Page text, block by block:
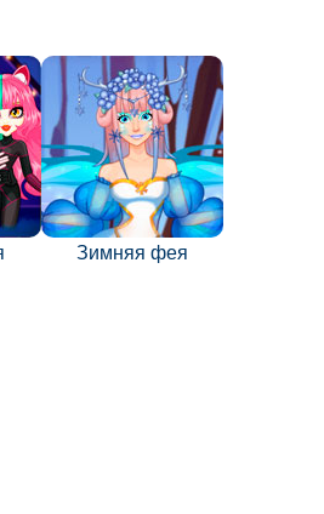
Зимняя фея